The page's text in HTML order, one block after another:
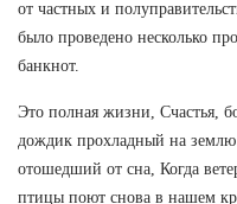
от частных и
было проведено несколько
банкнот.
Это полная жизни, Счастья,
дождик прохладный на землю
отошедший от сна, Когда
птицы поют снова в нашем